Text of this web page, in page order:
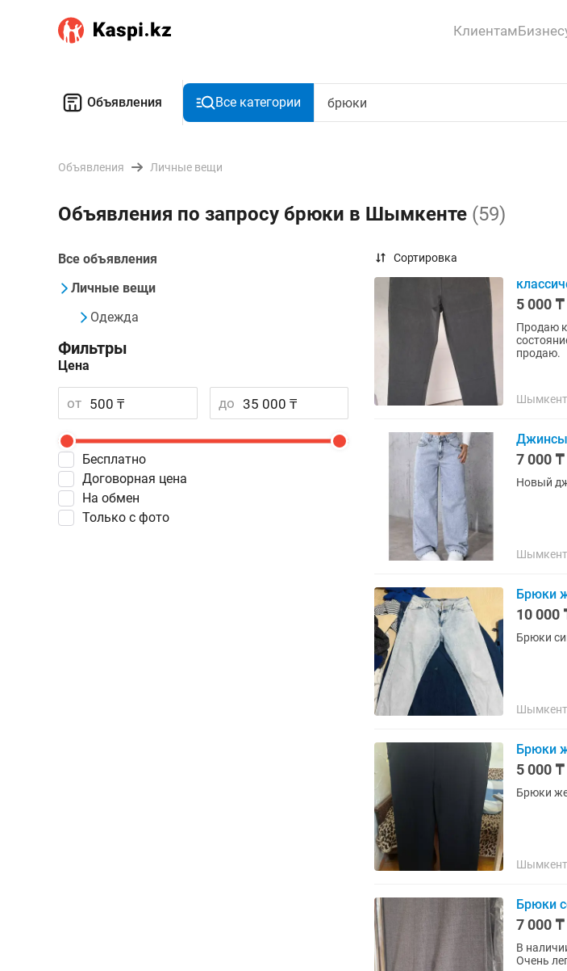
Клиентам
Объявления Все категории
Объявления Личные вещи
Объявления по запросу брюки в Шымкенте (59)
Все объявления
Личные вещи
Одежда
Фильтры
Цена
от до
Бесплатно
Договорная цена
На обмен
Только с фото
Сортировка
5 000 ₸
Продаю
продаю.
7 000 ₸
Новый
Брюки
10 000
Брюки
Брюки
5 000 ₸
Брюки
Брюки
7 000 ₸
В
Очень